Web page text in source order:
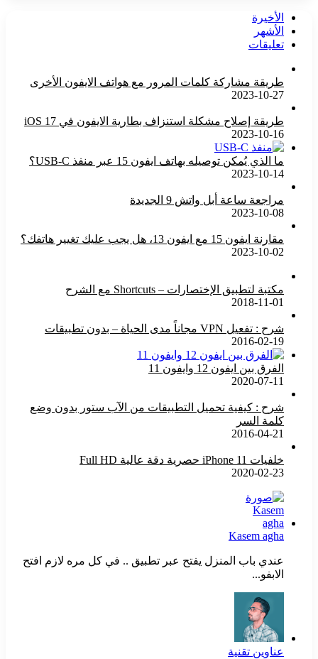
الأخيرة
الأشهر
تعليقات
طريقة مشاركة كلمات المرور مع هواتف الايفون الأخرى
2023-10-27
طريقة إصلاح مشكلة استنزاف بطارية الايفون في iOS 17
2023-10-16
ما الذي يُمكن توصيله بهاتف ايفون 15 عبر منفذ USB-C؟
2023-10-14
مراجعة ساعة أبل واتش 9 الجديدة
2023-10-08
مقارنة ايفون 15 مع ايفون 13، هل يجب عليك تغيير هاتفك؟
2023-10-02
مكتبة لتطبيق الإختصارات – Shortcuts مع الشرح
2018-11-01
شرح : تفعيل VPN مجاناً مدى الحياة – بدون تطبيقات
2016-02-19
الفرق بين ايفون 12 وايفون 11
2020-07-11
شرح : كيفية تحميل التطبيقات من الآب ستور بدون وضع
كلمة السر
2016-04-21
خلفيات iPhone 11 حصرية دقة عالية Full HD
2020-02-23
Kasem agha
عندي باب المنزل يفتح عبر تطبيق .. في كل مره لازم افتح
الابفو...
عناوين تقنية